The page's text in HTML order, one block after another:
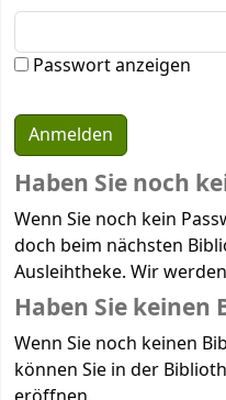
Passwort anzeigen
Haben Sie noch
Wenn Sie noch kein
doch beim nächsten
Ausleihtheke. Wir
Haben Sie keinen
Wenn Sie noch keinen
können Sie in der